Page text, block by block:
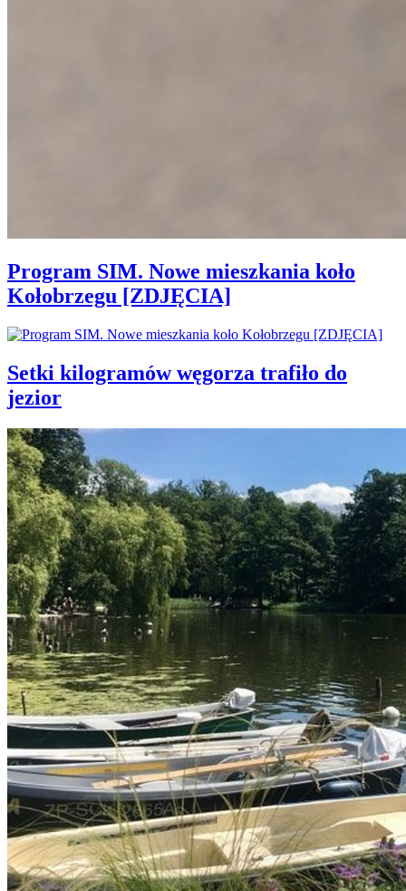
Program SIM. Nowe mieszkania koło
Kołobrzegu [ZDJĘCIA]
Setki kilogramów węgorza trafiło do
jezior